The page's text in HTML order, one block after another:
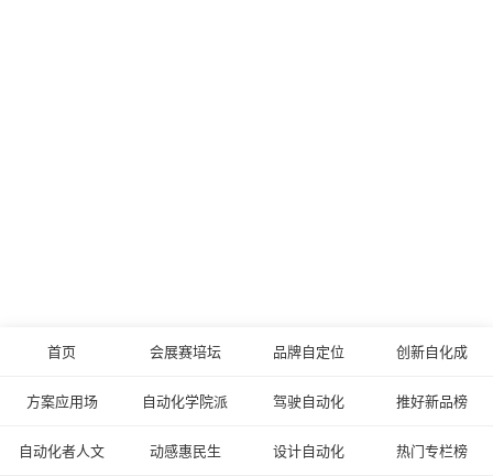
首页 会展赛培坛 品牌自定位 创新自化成
方案应用场 自动化学院派 驾驶自动化 推好新品榜
自动化者人文 动感惠民生 设计自动化 热门专栏榜